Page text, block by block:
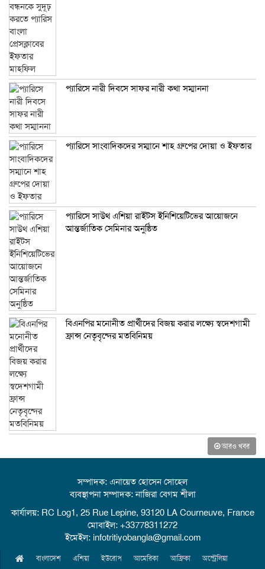
প্যারিসে নারী দিবসে সাফর নারী কথা সম্মাননা
প্যারিসে সাংবাদিকদের সম্মানে শাহ গ্রুপের দোয়া ও ইফতার
প্যারিসে সাউথ এশিয়া রাইটস ইনিশিয়েটিভের আয়োজনে
আন্তর্জাতিক সেমিনার অনুষ্ঠিত
বিএনপির মনোনীত প্রার্থীদের বিজয় করার লক্ষ্যে স্বদেশগামী
ফ্রান্স নেতৃবৃন্দের মতবিনিময়
আরও খবর
সম্পাদক: এনায়েত হোসেন সোহেল
ব্যবস্থাপনা সম্পাদক: নাজিরা বেগম শীলা
কার্যালয়: RC Log1, 25 Rue Lepine, 93120 LA Courneuve, France
মোবাইল: +33778311272
ইমেইল: infotritiyobangla@gmail.com
বাংলাদেশ এশিয়া ইউরোপ আমেরিকা আফ্রিকা অস্ট্রেলিয়া